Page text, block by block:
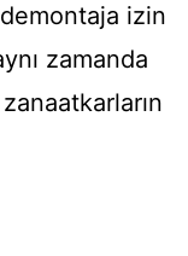
izin
zamanda